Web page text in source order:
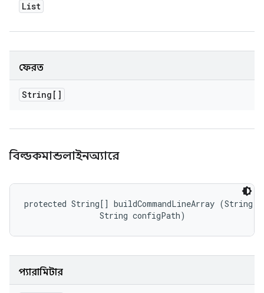
List
ফেরত
String[]
বিল্ডকমান্ডলাইনঅ্যারে
protected String[] buildCommandLineArray
                String configPath)
প্যারামিটার